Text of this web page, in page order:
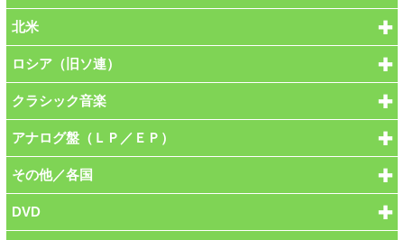
北米
ロシア（旧ソ連）
クラシック音楽
アナログ盤（ＬＰ／ＥＰ）
その他／各国
DVD